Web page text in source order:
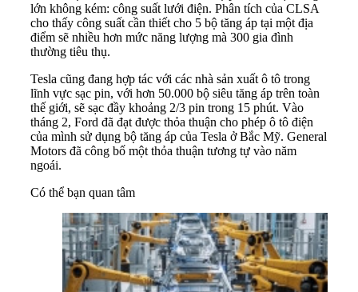
lớn không kém: công suất lưới điện. Phân tích của CLSA
cho thấy công suất cần thiết cho 5 bộ tăng áp tại một địa
điểm sẽ nhiều hơn mức năng lượng mà 300 gia đình
thường tiêu thụ.
Tesla cũng đang hợp tác với các nhà sản xuất ô tô trong
lĩnh vực sạc pin, với hơn 50.000 bộ siêu tăng áp trên toàn
thế giới, sẽ sạc đầy khoảng 2/3 pin trong 15 phút. Vào
tháng 2, Ford đã đạt được thỏa thuận cho phép ô tô điện
của mình sử dụng bộ tăng áp của Tesla ở Bắc Mỹ. General
Motors đã công bố một thỏa thuận tương tự vào năm
ngoái.
Có thể bạn quan tâm